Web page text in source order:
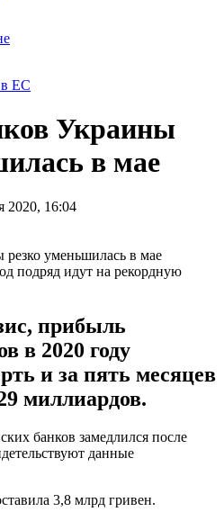
ЕС
Украины
в мае
2020, 16:04
подряд идут на рекордную
прибыль
в 2020 году
и за пять месяцев
миллиардов.
банков замедлился после
данные
3,8 млрд гривен.